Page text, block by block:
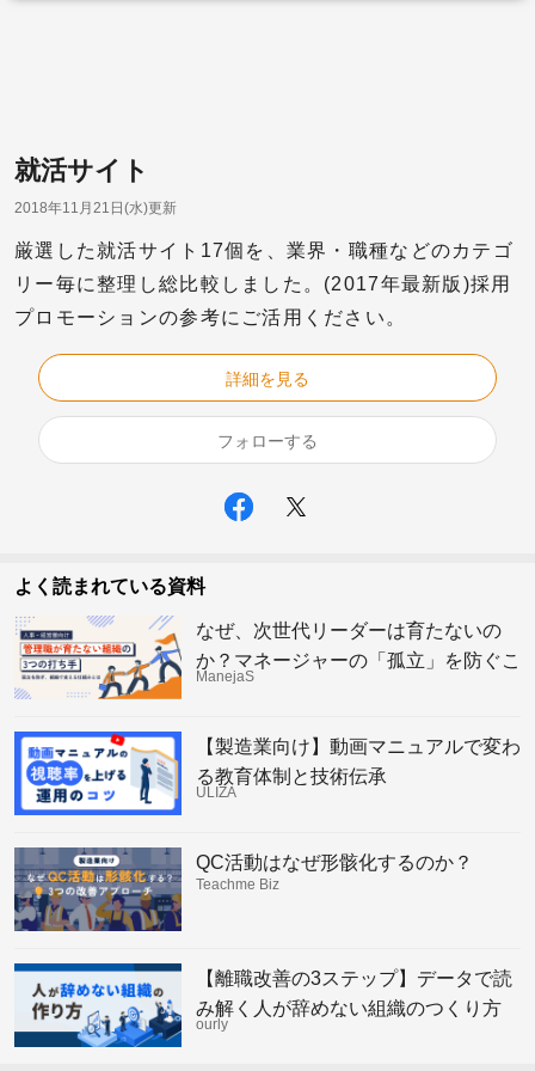
就活サイト
2018年11月21日(水)更新
厳選した就活サイト17個を、業界・職種などのカテゴ
リー毎に整理し総比較しました。(2017年最新版)採用
プロモーションの参考にご活用ください。
詳細を見る
フォローする
よく読まれている資料
なぜ、次世代リーダーは育たないの
か？マネージャーの「孤立」を防ぐこ
れからの組織の仕組み
ManejaS
【製造業向け】動画マニュアルで変わ
る教育体制と技術伝承
ULIZA
QC活動はなぜ形骸化するのか？
Teachme Biz
【離職改善の3ステップ】データで読
み解く人が辞めない組織のつくり方
ourly